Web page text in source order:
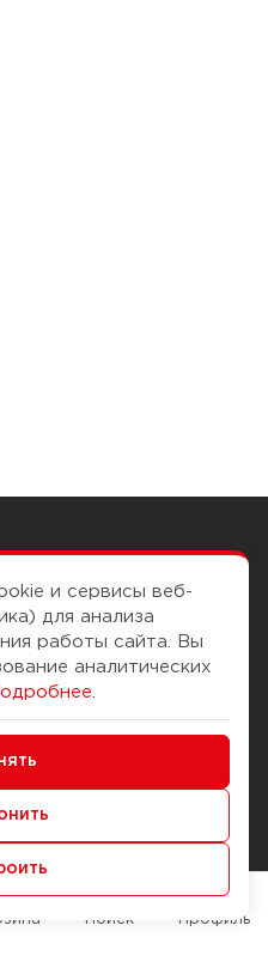
Помощь
Доставка и оплата
Способы оплаты
Служба контроля качества
и сервисы веб-
для анализа
работы сайта. Вы
аналитических
Поиск Профиль